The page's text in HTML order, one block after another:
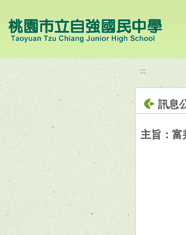
:::
訊息
主旨：富